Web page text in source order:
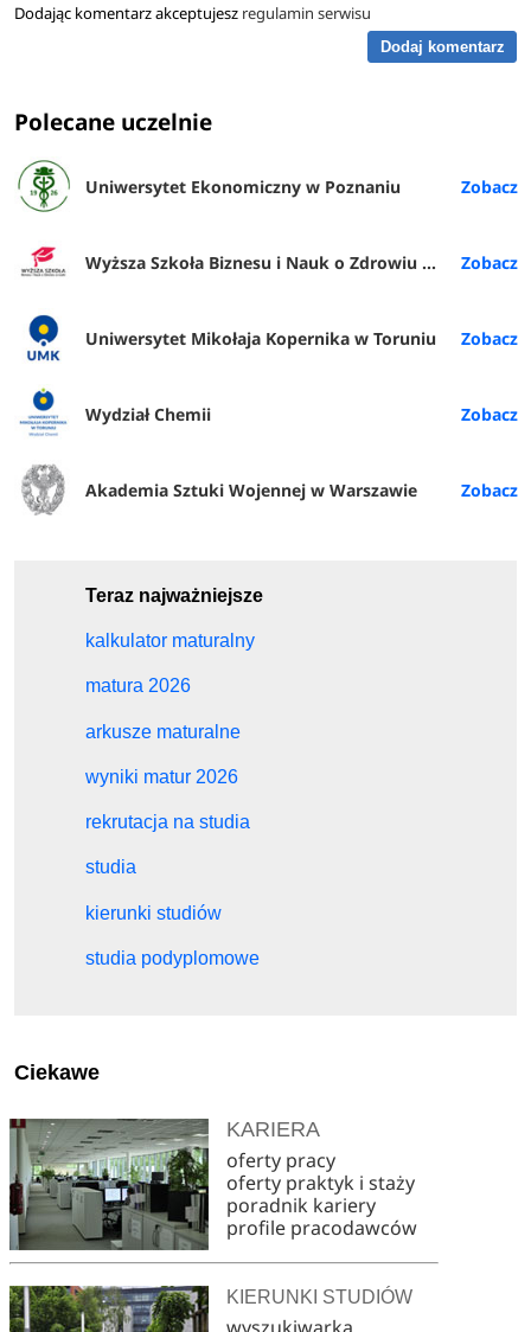
Dodając komentarz akceptujesz regulamin serwisu
Dodaj komentarz
Polecane uczelnie
Uniwersytet Ekonomiczny w Poznaniu
Wyższa Szkoła Biznesu i Nauk o Zdrowiu w Łodzi
Uniwersytet Mikołaja Kopernika w Toruniu
Wydział Chemii
Akademia Sztuki Wojennej w Warszawie
Teraz najważniejsze
kalkulator maturalny
matura 2026
arkusze maturalne
wyniki matur 2026
rekrutacja na studia
studia
kierunki studiów
studia podyplomowe
Ciekawe
KARIERA
oferty pracy
oferty praktyk i staży
poradnik kariery
profile pracodawców
KIERUNKI STUDIÓW